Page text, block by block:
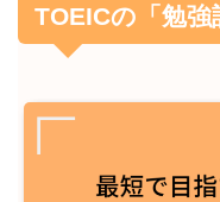
TOEICの「勉